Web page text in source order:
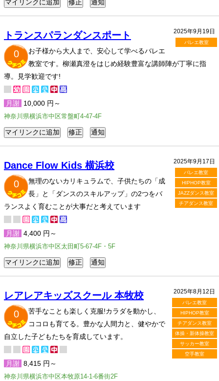
2025年9月19日
バレエ教室
トランスパランダンスポート
0
お子様から大人まで、安心して学べるバレエ
教室です。柳瀬真澄をはじめ経験豊富な講師陣が丁寧に指
導。見学歓迎です!
月謝 10,000 円～
神奈川県横浜市中区常盤町4-47-4F
2025年9月17日
バレエ教室
HIPHOP教室
JAZZダンス教室
チアダンス教室
Dance Flow Kids 横浜校
0
無理のないカリキュラムで、子供たちの「成
長」と「ダンスのスキルアップ」の2つをバ
ランスよく育むことが大事だと考えています
月謝 4,400 円～
神奈川県横浜市中区太田町5-67-4F・5F
2025年8月12日
バレエ教室
HIPHOP教室
チアダンス教室
体操・新体操教室
サッカー教室
空手教室
レアレアキッズスクール 本牧校
0
苦手なことも楽しく克服!カラダを動かし、
ココロも育てる。豊かな人間力と、健やかで
自立した子どもたちを育成しています。
月謝 8,415 円～
神奈川県横浜市中区本牧原14-1-6番街2F